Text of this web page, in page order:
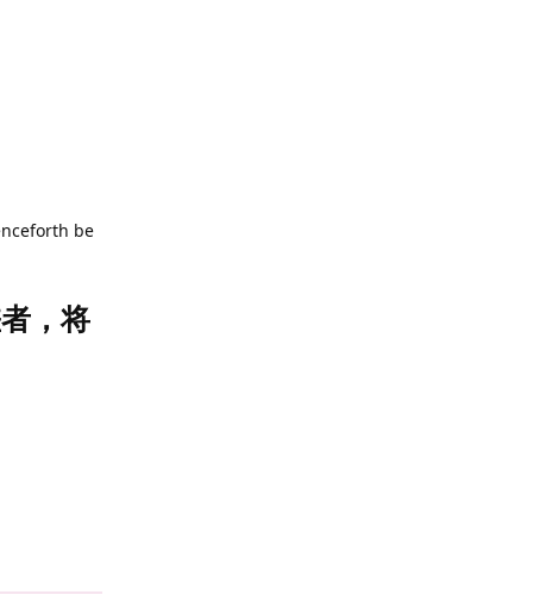
be
，将